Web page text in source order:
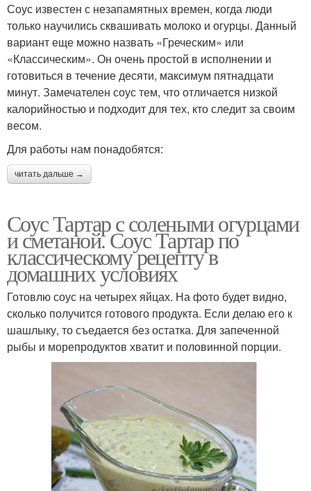
Соус известен с незапамятных времен, когда люди
только научились сквашивать молоко и огурцы. Данный
вариант еще можно назвать «Греческим» или
«Классическим». Он очень простой в исполнении и
готовиться в течение десяти, максимум пятнадцати
минут. Замечателен соус тем, что отличается низкой
калорийностью и подходит для тех, кто следит за своим
весом.
Для работы нам понадобятся:
читать дальше →
Соус Тартар с солеными огурцами
и сметаной. Соус Тартар по
классическому рецепту в
домашних условиях
Готовлю соус на четырех яйцах. На фото будет видно,
сколько получится готового продукта. Если делаю его к
шашлыку, то съедается без остатка. Для запеченной
рыбы и морепродуктов хватит и половинной порции.